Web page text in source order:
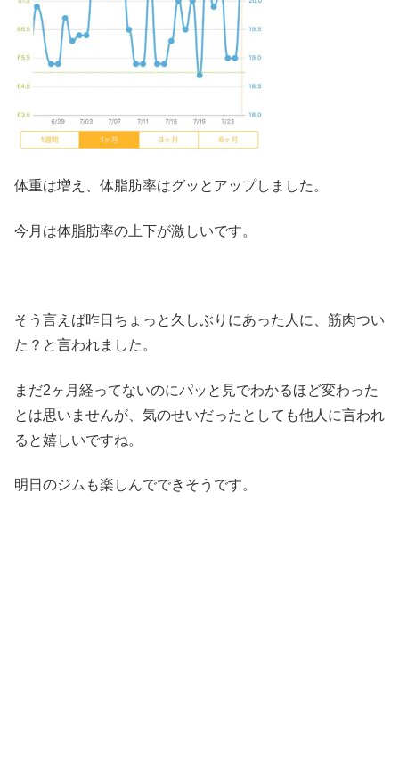
体重は増え、体脂肪率はグッとアップしました。
今月は体脂肪率の上下が激しいです。
そう言えば昨日ちょっと久しぶりにあった人に、筋肉つい
た？と言われました。
まだ2ヶ月経ってないのにパッと見でわかるほど変わった
とは思いませんが、気のせいだったとしても他人に言われ
ると嬉しいですね。
明日のジムも楽しんでできそうです。